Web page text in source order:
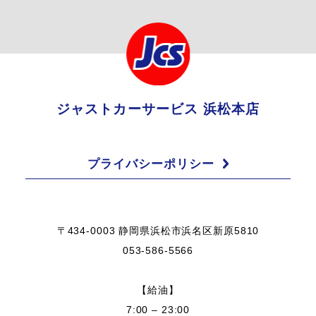
ジャストカーサービス 浜松本店
プライバシーポリシー
〒434-0003 静岡県浜松市浜名区新原5810
053-586-5566
【給油】
7:00 – 23:00